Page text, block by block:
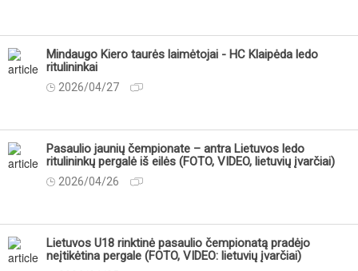
Mindaugo Kiero taurės laimėtojai - HC Klaipėda ledo
ritulininkai
2026/04/27
Pasaulio jaunių čempionate – antra Lietuvos ledo
ritulininkų pergalė iš eilės (FOTO, VIDEO, lietuvių įvarčiai)
2026/04/26
Lietuvos U18 rinktinė pasaulio čempionatą pradėjo
neįtikėtina pergale (FOTO, VIDEO: lietuvių įvarčiai)